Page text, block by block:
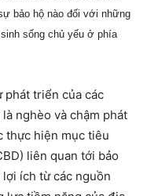
bảo hộ nào đối với những
sống chủ yếu ở phía
phát triển của các
nghèo và chậm phát
thực hiện mục tiêu
liên quan tới bảo
ích từ các nguồn